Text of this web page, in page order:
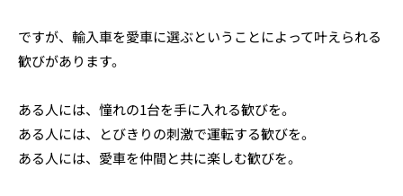
ですが、輸入車を愛車に選ぶということによって叶えられる
歓びがあります。
ある人には、憧れの1台を手に入れる歓びを。
ある人には、とびきりの刺激で運転する歓びを。
ある人には、愛車を仲間と共に楽しむ歓びを。